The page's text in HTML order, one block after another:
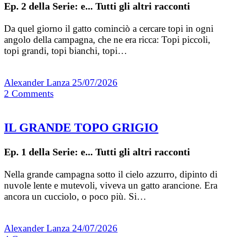
Ep. 2 della Serie: e... Tutti gli altri racconti
Da quel giorno il gatto cominciò a cercare topi in ogni
angolo della campagna, che ne era ricca: Topi piccoli,
topi grandi, topi bianchi, topi…
Alexander Lanza 25/07/2026
2 Comments
IL GRANDE TOPO GRIGIO
Ep. 1 della Serie: e... Tutti gli altri racconti
Nella grande campagna sotto il cielo azzurro, dipinto di
nuvole lente e mutevoli, viveva un gatto arancione. Era
ancora un cucciolo, o poco più. Si…
Alexander Lanza 24/07/2026